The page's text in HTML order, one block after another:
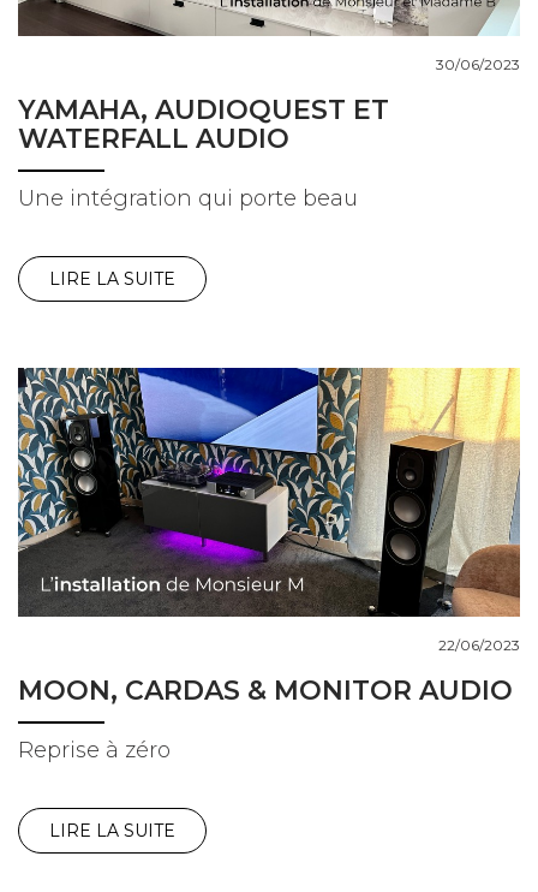
YAMAHA, AUDIOQUEST ET
WATERFALL AUDIO
30/06/2023
Une intégration qui porte beau
LIRE LA SUITE
MOON, CARDAS & MONITOR AUDIO
22/06/2023
Reprise à zéro
LIRE LA SUITE